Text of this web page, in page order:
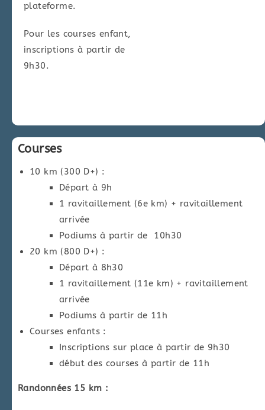
plateforme.
Pour les courses enfant,
inscriptions à partir de
9h30.
Courses
10 km (300 D+) :
Départ à 9h
1 ravitaillement (6e km) + ravitaillement
arrivée
Podiums à partir de 10h30
20 km (800 D+) :
Départ à 8h30
1 ravitaillement (11e km) + ravitaillement
arrivée
Podiums à partir de 11h
Courses enfants :
Inscriptions sur place à partir de 9h30
début des courses à partir de 11h
Randonnées 15 km :